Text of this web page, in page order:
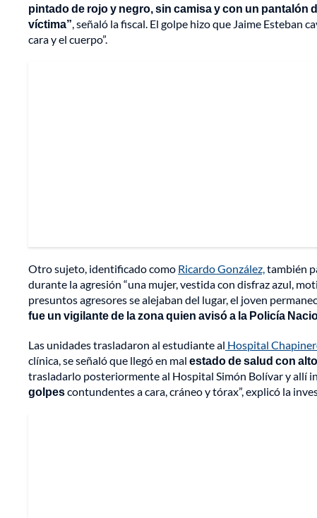
pintado de rojo y negro, sin camisa y con un pantalón
víctima”, señaló la fiscal. El golpe hizo que Jaime Esteban
cara y el cuerpo”.
Otro sujeto, identificado como Ricardo González,también
durante la agresión “una mujer, vestida con disfraz azul,
presuntos agresores se alejaban del lugar, el joven
fue un vigilante de la zona quien avisó a la Policía
Las unidades trasladaron al estudiante al Hospital
clínica, se señaló que llegó en mal estado de salud con
trasladarlo posteriormente al Hospital Simón Bolívar y allí
golpescontundentes a cara, cráneo y tórax”, explicó la